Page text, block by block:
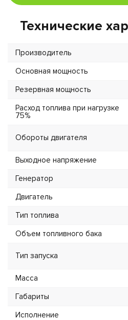
Технические
Производитель
Основная мощность
Резервная мощность
Расход топлива при нагрузке
75%
Обороты двигателя
Выходное напряжение
Генератор
Двигатель
Тип топлива
Объем топливного бака
Тип запуска
Масса
Габариты
Исполнение